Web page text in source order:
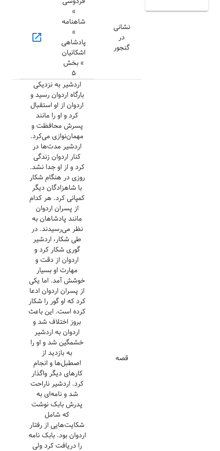
نشانی
در
گنجور
»
شاهنامه
»
پادشاهی
اشکانیان
» بخش
۵
open_in_new
قصه
اردشیر به نزدیکی
بارگاه اردوان رسید و
اردوان از او استقبال
کرد و او را مانند
پسرش محافظت و
مهمان‌نوازی می‌کرد.
اردشیر مدت‌ها در
کنار اردوان زندگی
کرد و از او جدا نشد.
روزی در هنگام شکار
با شاهزادگان دیگر
کمپانی کرد. هر کدام
از پسران اردوان
مانند پادشاهان به
نظر می‌رسیدند. در
طی شکار، اردشیر
گوری شکار کرد و
اردوان از دقت و
مهارت او بسیار
خوشش آمد. اما یکی
از پسران اردوان ادعا
کرد که او گور را شکار
کرده است. این باعث
بروز اختلاف شد و
اردوان به اردشیر
خشمگین شد و او را
به بازدید از
اصطبل‌ها و انجام
کارهای دیگر واگذار
کرد. اردشیر ناراحت
شد و نامه‌ای به
پدرش بابک نوشت
که شامل
شکایت‌هایی از رفتار
اردوان بود. بابک نامه
را دریافت کرد ولی